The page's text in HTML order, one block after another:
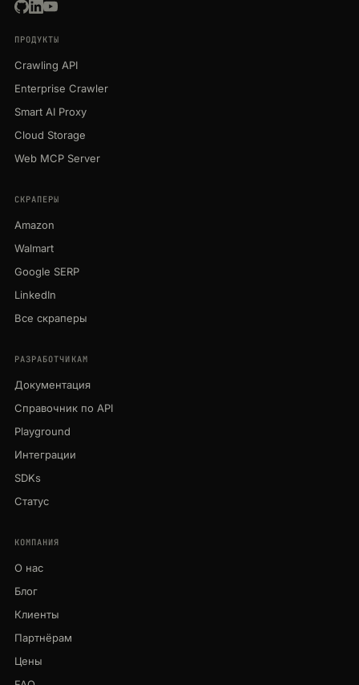
ПРОДУКТЫ
Crawling API
Enterprise Crawler
Smart AI Proxy
Cloud Storage
Web MCP Server
СКРАПЕРЫ
Amazon
Walmart
Google SERP
LinkedIn
Все скраперы
РАЗРАБОТЧИКАМ
Документация
Справочник по API
Playground
Интеграции
SDKs
Статус
КОМПАНИЯ
О нас
Блог
Клиенты
Партнёрам
Цены